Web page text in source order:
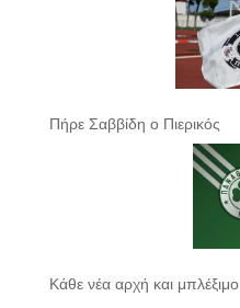
Πήρε Σαββίδη ο Πιερικός
Κάθε νέα αρχή και μπλέξιμο